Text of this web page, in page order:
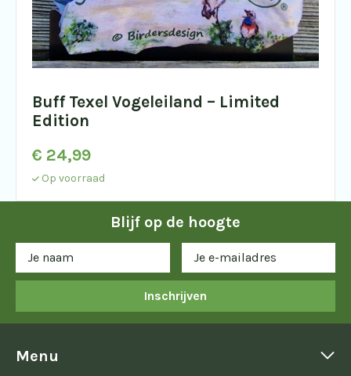
Buff Texel Vogeleiland – Limited
Edition
€ 24,99
Op voorraad
Blijf op de hoogte
Inschrijven
Menu